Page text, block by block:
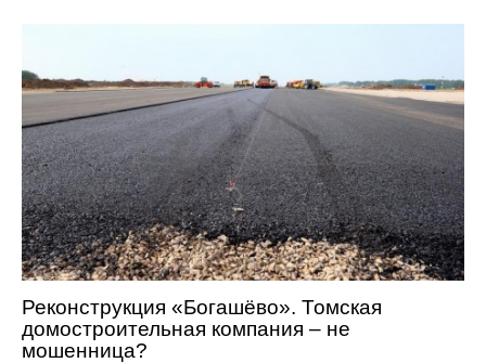
Реконструкция «Богашёво». Томская
домостроительная компания – не
мошенница?